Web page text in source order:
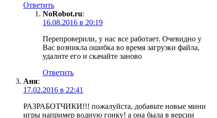
Ответить
NoRobot.ru:
16.08.2016 в 20:19
Перепроверили, у нас все работает. Очевидно у
Вас возникла ошибка во время загрузки файла,
удалите его и скачайте заново
Ответить
Аня:
17.02.2016 в 22:41
РАЗРАБОТЧИКИ!!! пожалуйста, добавьте новые мини
игры например водную гонку! а она была в версии